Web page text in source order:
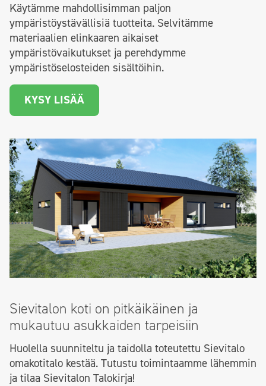
Käytämme mahdollisimman paljon
ympäristöystävällisiä tuotteita. Selvitämme
materiaalien elinkaaren aikaiset
ympäristövaikutukset ja perehdymme
ympäristöselosteiden sisältöihin.
KYSY LISÄÄ
Sievitalon koti on pitkäikäinen ja
mukautuu asukkaiden tarpeisiin
Huolella suunniteltu ja taidolla toteutettu Sievitalo
omakotitalo kestää. Tutustu toimintaamme lähemmin
ja tilaa Sievitalon Talokirja!